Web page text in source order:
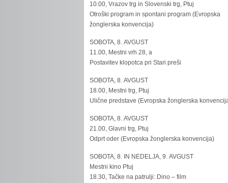
10.00, Vrazov trg in Slovenski trg, Ptuj
Otroški program in spontani program (Evropska
žonglerska konvencija)
SOBOTA, 8. AVGUST
11.00, Mestni vrh 28, a
Postavitev klopotca pri Stari preši
SOBOTA, 8. AVGUST
18.00, Mestni trg, Ptuj
Ulične predstave (Evropska žonglerska
SOBOTA, 8. AVGUST
21.00, Glavni trg, Ptuj
Odprt oder (Evropska žonglerska konvencija)
SOBOTA, 8. IN NEDELJA, 9. AVGUST
Mestni kino Ptuj
18.30, Tačke na patrulji: Dino – film